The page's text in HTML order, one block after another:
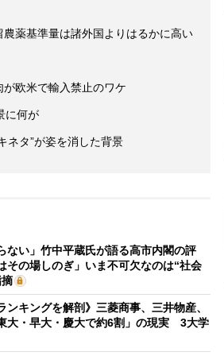
農薬基準量は諸外国よりはるかに高い
欧米で輸入禁止のワケ
に何が
ネタ”が姿を消した背景
ない」竹中平蔵氏が語る高市内閣の評
の場しのぎ」いま不可欠なのは“社会
ンキングを解剖》三菱商事、三井物産、
大・早大・慶大で約6割」の現実 3大学